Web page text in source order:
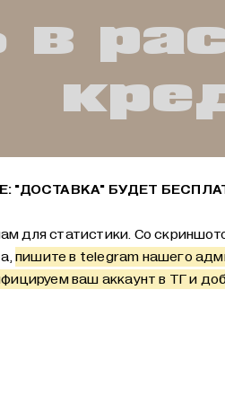
в
"ДОСТАВКА" БУДЕТ
статистики. Со
пишите в telegram нашего
ваш аккаунт в ТГ и